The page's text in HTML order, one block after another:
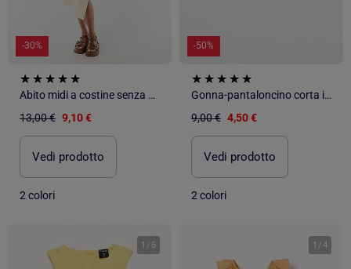
-30%
Abito midi a costine senza maniche
13,00 € 9,10 €
Vedi prodotto
2 colori
-50%
Gonna-pantaloncino corta in maglia leggera a tinta unita
9,00 € 4,50 €
Vedi prodotto
2 colori
1 / 5 1 /4